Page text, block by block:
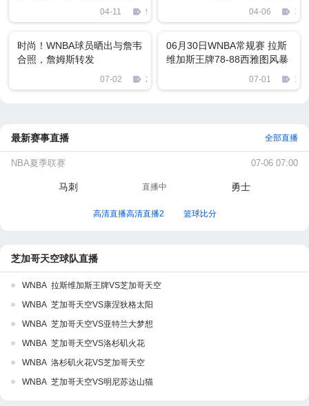
04-11 96 04-06
时尚！WNBA球员晒出与詹韦
合照，詹姆斯转发
07-02 2945
06月30日WNBA常规赛 拉斯
维加斯王牌78-88西雅图风暴
07-01
最新赛事直播 全部直播
NBA夏季联赛 07-06 07:00
马刺 直播中 勇士
高清直播高清直播2 篮球比分
芝加哥天空球队直播
WNBA 拉斯维加斯王牌VS芝加哥天空
WNBA 芝加哥天空VS康涅狄格太阳
WNBA 芝加哥天空VS亚特兰大梦想
WNBA 芝加哥天空VS洛杉矶火花
WNBA 洛杉矶火花VS芝加哥天空
WNBA 芝加哥天空VS明尼苏达山猫